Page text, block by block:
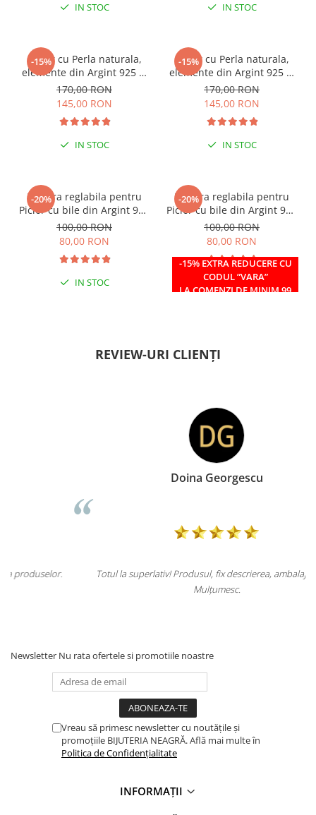
IN STOC IN STOC
-15%
Colier cu Perla naturala,
elemente din Argint 925 si
margele Miyuki, multicolor
170,00 RON
145,00 RON
IN STOC
-15%
Colier cu Perla naturala,
elemente din Argint 925 si
margele Miyuki, verde/kiwi
170,00 RON
145,00 RON
IN STOC
-20%
Bratara reglabila pentru
Picior cu bile din Argint 925
si margele Miyuki rosii
100,00 RON
80,00 RON
IN STOC
-20%
-15% EXTRA REDUCERE CU
CODUL ”VARA”
LA COMENZI DE MINIM 99
Bratara reglabila pentru
Picior cu bile din Argint 925
si margele Miyuki verzi
100,00 RON
80,00 RON
IN STOC
REVIEW-URI CLIENȚI
Doina Georgescu
Totul la superlativ! Produsul, fix descrierea, ambalaj, livrare.
Newsletter Nu rata ofertele si promotiile noastre
Vreau să primesc newsletter cu noutățile și
promoțiile BIJUTERIA NEAGRĂ. Află mai multe în
Politica de Confidențialitate
INFORMAȚII